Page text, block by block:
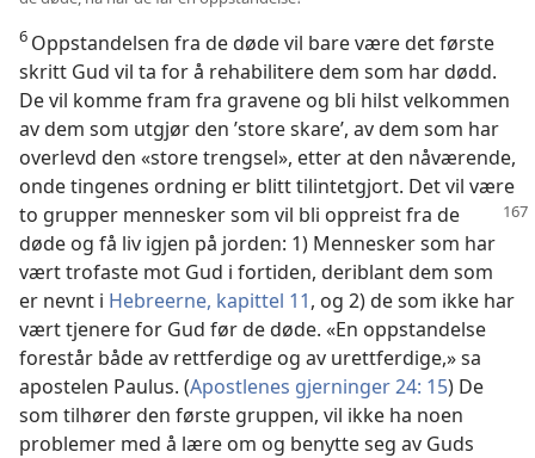
6 Oppstandelsen fra de døde vil bare være det første
skritt Gud vil ta for å rehabilitere dem som har dødd.
De vil komme fram fra gravene og bli hilst velkommen
av dem som utgjør den ’store skare’, av dem som har
overlevd den «store trengsel», etter at den nåværende,
onde tingenes ordning er blitt tilintetgjort. Det vil være
to grupper mennesker som vil bli oppreist fra de
døde og få liv igjen på jorden: 1) Mennesker som har
vært trofaste mot Gud i fortiden, deriblant dem som
er nevnt i Hebreerne, kapittel 11, og 2) de som ikke har
vært tjenere for Gud før de døde. «En oppstandelse
forestår både av rettferdige og av urettferdige,» sa
apostelen Paulus. (Apostlenes gjerninger 24: 15) De
som tilhører den første gruppen, vil ikke ha noen
problemer med å lære om og benytte seg av Guds